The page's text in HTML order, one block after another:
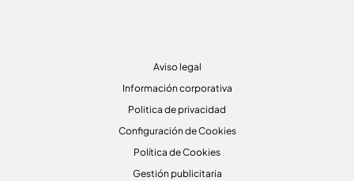
Aviso legal
Información corporativa
Politica de privacidad
Configuración de Cookies
Política de Cookies
Gestión publicitaria